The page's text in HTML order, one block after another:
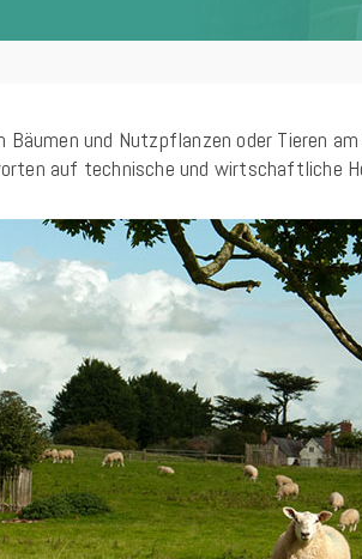
und Nutzpflanzen oder Tieren
auf technische und wirtschaftliche